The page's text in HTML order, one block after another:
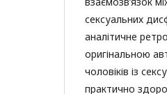
сексуальних
аналітичне
оригінальною
чоловіків із
практично